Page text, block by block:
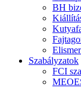
BH
Szabályzatok
FCI